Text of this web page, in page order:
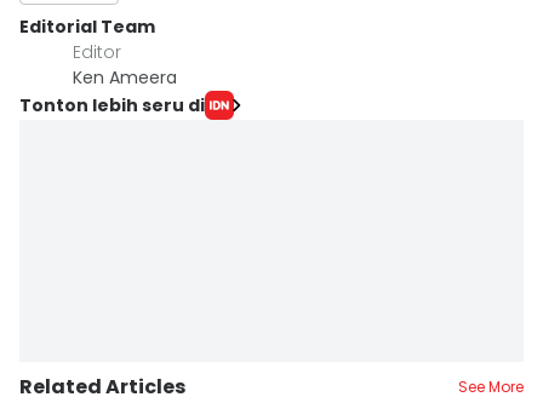
Editorial Team
Editor
Ken Ameera
Tonton lebih seru di
Related Articles See More